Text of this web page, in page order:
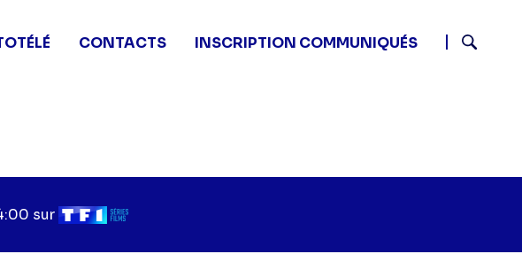
CONTACTS
INSCRIPTION COMMUNIQUÉS
sur